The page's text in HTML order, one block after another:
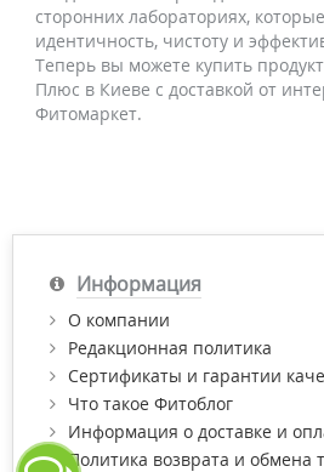
сторонних лабораториях,
идентичность, чистоту и
Теперь вы можете купить
Плюс в Киеве с доставкой от
Фитомаркет.
Информация
О компании
Редакционная политика
Сертификаты и гарантии
Что такое Фитоблог
Информация о доставке и
Политика возврата и обмена